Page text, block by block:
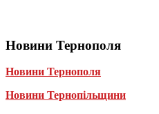
Новини Тернополя
Новини Тернополя
Новини Тернопільщини